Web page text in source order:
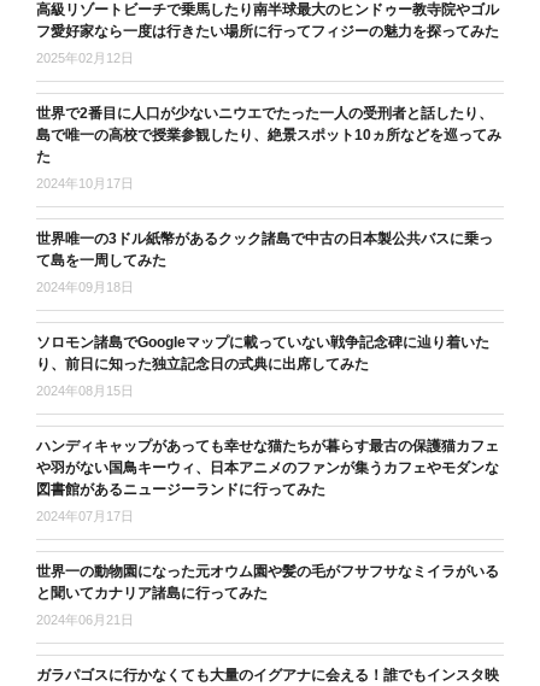
高級リゾートビーチで乗馬したり南半球最大のヒンドゥー教寺院やゴル
フ愛好家なら一度は行きたい場所に行ってフィジーの魅力を探ってみた
2025年02月12日
世界で2番目に人口が少ないニウエでたった一人の受刑者と話したり、
島で唯一の高校で授業参観したり、絶景スポット10ヵ所などを巡ってみ
た
2024年10月17日
世界唯一の3ドル紙幣があるクック諸島で中古の日本製公共バスに乗っ
て島を一周してみた
2024年09月18日
ソロモン諸島でGoogleマップに載っていない戦争記念碑に辿り着いた
り、前日に知った独立記念日の式典に出席してみた
2024年08月15日
ハンディキャップがあっても幸せな猫たちが暮らす最古の保護猫カフェ
や羽がない国鳥キーウィ、日本アニメのファンが集うカフェやモダンな
図書館があるニュージーランドに行ってみた
2024年07月17日
世界一の動物園になった元オウム園や髪の毛がフサフサなミイラがいる
と聞いてカナリア諸島に行ってみた
2024年06月21日
ガラパゴスに行かなくても大量のイグアナに会える！誰でもインスタ映